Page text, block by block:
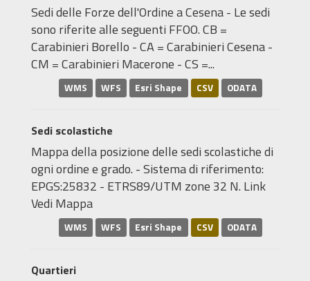
Sedi delle Forze dell'Ordine a Cesena - Le sedi
sono riferite alle seguenti FFOO. CB =
Carabinieri Borello - CA = Carabinieri Cesena -
CM = Carabinieri Macerone - CS =...
WMS WFS Esri Shape CSV ODATA
Sedi scolastiche
Mappa della posizione delle sedi scolastiche di
ogni ordine e grado. - Sistema di riferimento:
EPGS:25832 - ETRS89/UTM zone 32 N. Link
Vedi Mappa
WMS WFS Esri Shape CSV ODATA
Quartieri